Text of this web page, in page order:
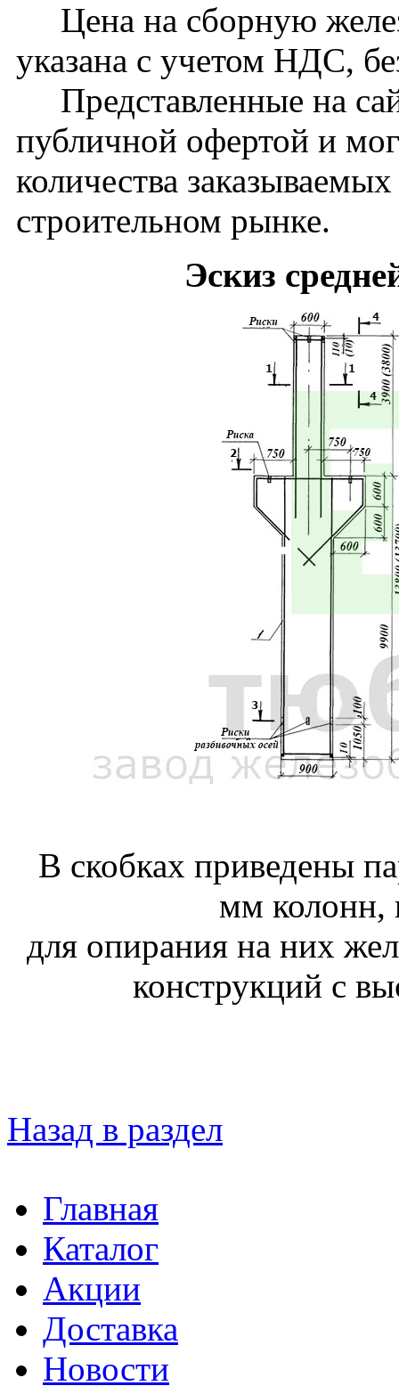
Цена на сборную
указана с учетом НДС,
Представленные на
публичной офертой и
количества
строительном рынке.
Эскиз
В скобках приведены
мм колонн,
для опирания на них
конструкций с
Назад в раздел
Главная
Каталог
Акции
Доставка
Новости